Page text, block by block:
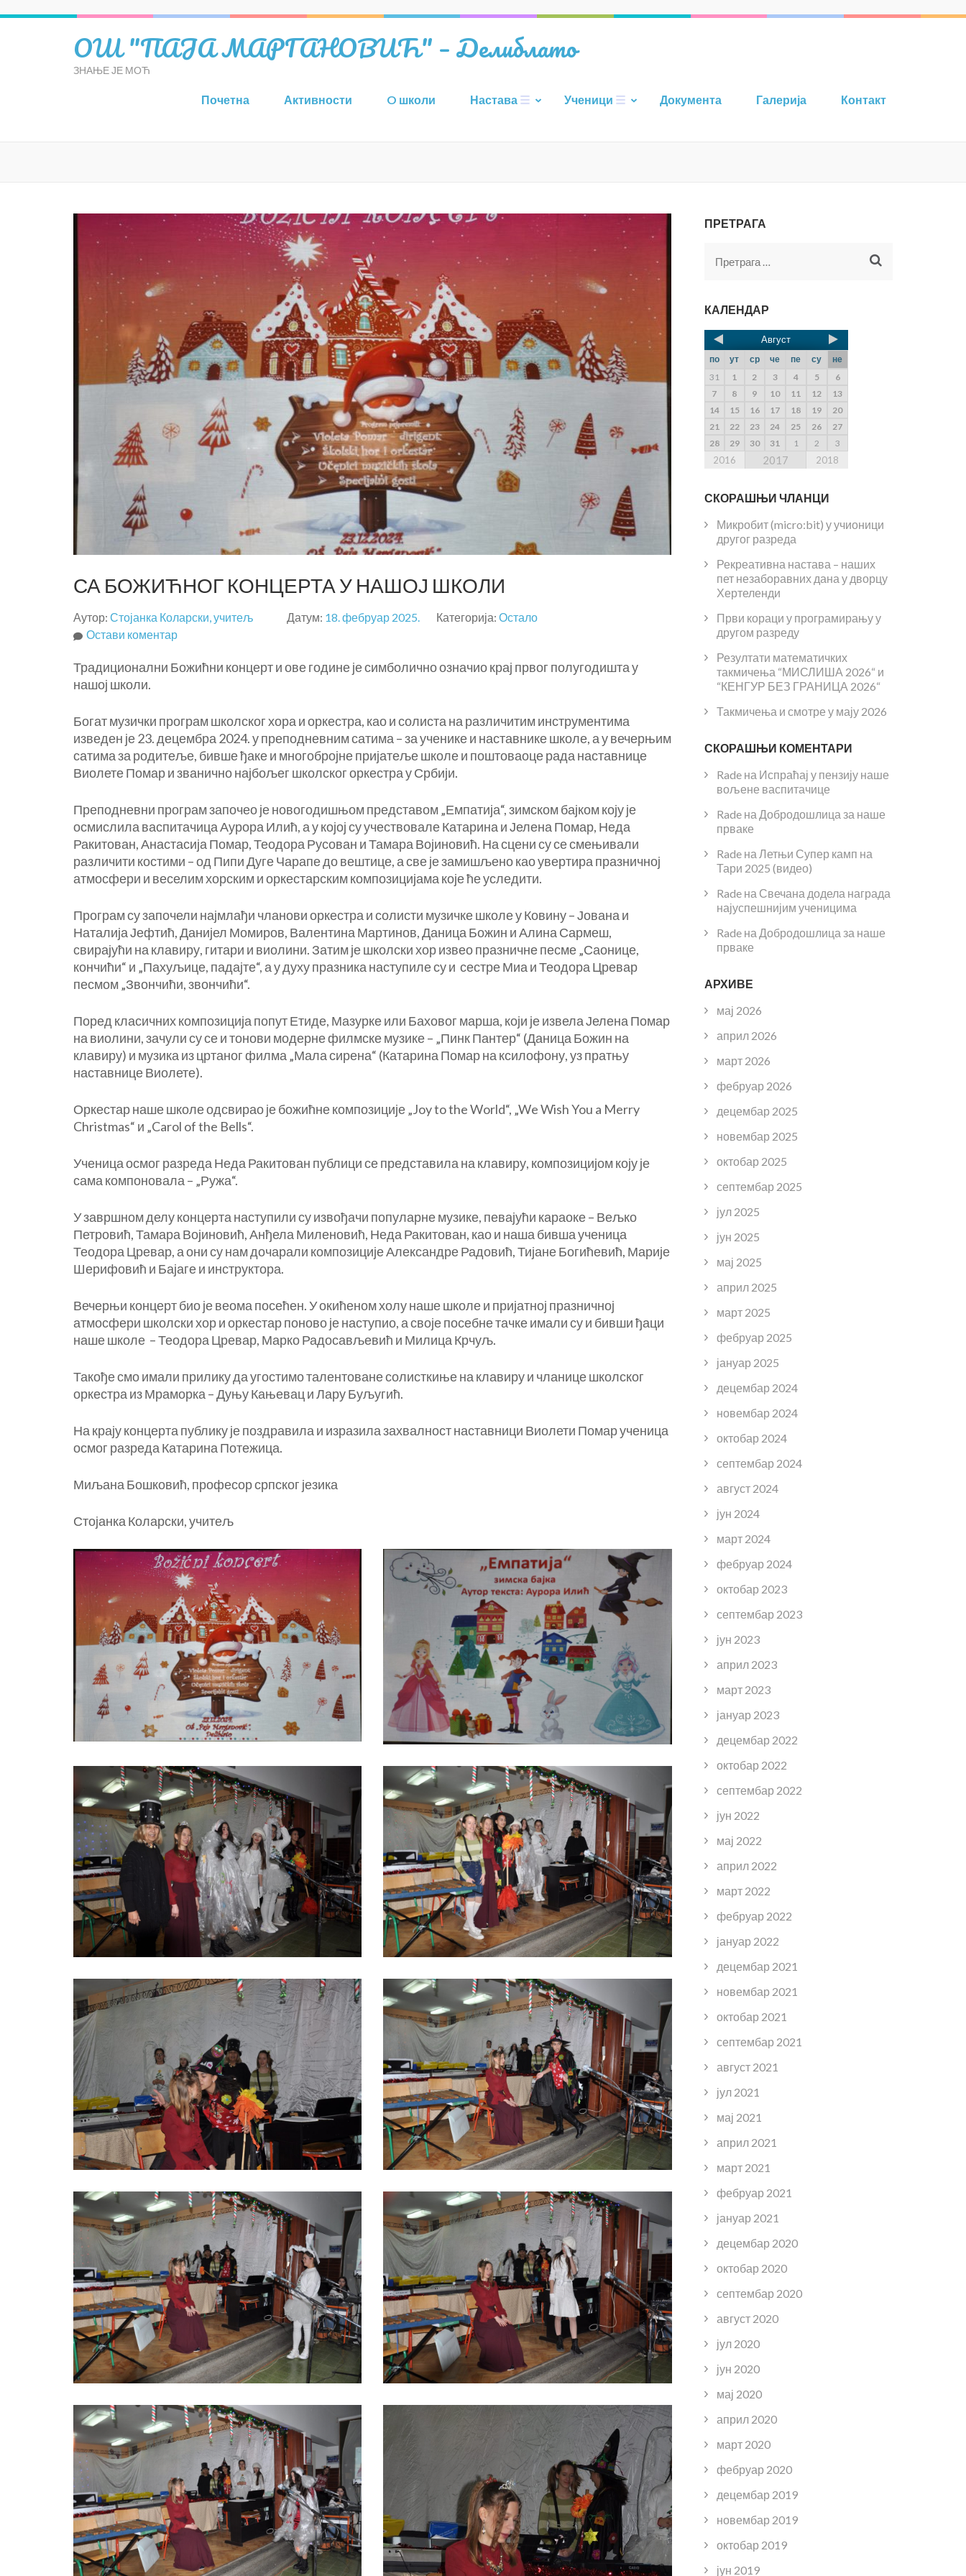
ОШ "ПАЈА МАРГАНОВИЋ" – Делиблато
ЗНАЊЕ ЈЕ МОЋ
Почетна Активности O школи Настава Ученици Документа Галерија Контакт
СА БОЖИЋНОГ КОНЦЕРТА У НАШОЈ ШКОЛИ
Аутор: Стојанка Коларски, учитељ Датум: 18. фебруар 2025. Категорија: Остало
Остави коментарна
БОЖИЋНОГ
НАШОЈ
ШКОЛИ
Традиционални Божићни концерт и ове године је симболично означио крај првог полугодишта у
нашој школи.
Богат музички програм школског хора и оркестра, као и солиста на различитим инструментима
изведен је 23. децембра 2024. у преподневним сатима – за ученике и наставнике школе, а у вечерњим
сатима за родитеље, бивше ђаке и многобројне пријатеље школе и поштоваоце рада наставнице
Виолете Помар и званично најбољег школског оркестра у Србији.
Преподневни програм започео је новогодишњом представом „Емпатија“, зимском бајком коју је
осмислила васпитачица Аурора Илић, а у којој су учествовале Катарина и Јелена Помар, Неда
Ракитован, Анастасија Помар, Теодора Русован и Тамара Војиновић. На сцени су се смењивали
различити костими – од Пипи Дуге Чарапе до вештице, а све је замишљено као увертира празничној
атмосфери и веселим хорским и оркестарским композицијама које ће уследити.
Програм су започели најмлађи чланови оркестра и солисти музичке школе у Ковину – Јована и
Наталија Јефтић, Данијел Момиров, Валентина Мартинов, Даница Божин и Алина Сармеш,
свирајући на клавиру, гитари и виолини. Затим је школски хор извео празничне песме „Саонице,
кончићи“ и „Пахуљице, падајте“, а у духу празника наступиле су и сестре Миа и Теодора Цревар
песмом „Звончићи, звончићи“.
Поред класичних композиција попут Етиде, Мазурке или Баховог марша, који је извела Јелена Помар
на виолини, зачули су се и тонови модерне филмске музике – „Пинк Пантер“ (Даница Божин на
клавиру) и музика из цртаног филма „Мала сирена“ (Катарина Помар на ксилофону, уз пратњу
наставнице Виолете).
Оркестар наше школе одсвирао је божићне композиције „Joy to the World“, „We Wish You a Merry
Christmas“ и „Carol of the Bells“.
Ученица осмог разреда Неда Ракитован публици се представила на клавиру, композицијом коју је
сама компоновала – „Ружа“.
У завршном делу концерта наступили су извођачи популарне музике, певајући караоке – Вељко
Петровић, Тамара Војиновић, Анђела Миленовић, Неда Ракитован, као и наша бивша ученица
Теодора Цревар, а они су нам дочарали композиције Александре Радовић, Тијане Богићевић, Марије
Шерифовић и Бајаге и инструктора.
Вечерњи концерт био је веома посећен. У окићеном холу наше школе и пријатној празничној
атмосфери школски хор и оркестар поново је наступио, а своје посебне тачке имали су и бивши ђаци
наше школе – Теодора Цревар, Марко Радосављевић и Милица Крчуљ.
Такође смо имали прилику да угостимо талентоване солисткиње на клавиру и чланице школског
оркестра из Мраморка – Дуњу Кањевац и Лару Буљугић.
На крају концерта публику је поздравила и изразила захвалност наставници Виолети Помар ученица
осмог разреда Катарина Потежица.
Миљана Бошковић, професор српског језика
Стојанка Коларски, учитељ
ПРЕТРАГА
КАЛЕНДАР
Август
по ут ср че пе су
не
31
1 2 3 4 5
6
7
8 9 10 11 12
13
14
15 16 17 18 19
20
21
22 23 24 25 26
27
28
29 30 31 1 2 3
2016 2017 2018
СКОРАШЊИ ЧЛАНЦИ
Микробит (micro:bit) у учионици
другог разреда
Рекреативна настава – наших
пет незаборавних дана у дворцу
Хертеленди
Први кораци у програмирању у
другом разреду
Резултати математичких
такмичења “МИСЛИША 2026“ и
“КЕНГУР БЕЗ ГРАНИЦА 2026“
Такмичења и смотре у мају 2026
СКОРАШЊИ КОМЕНТАРИ
Radeна Испраћај у пензију наше
вољене васпитачице
Radeна Добродошлица за наше
прваке
Radeна Летњи Супер камп на
Тари 2025 (видео)
Radeна Свечана додела награда
најуспешнијим ученицима
Radeна Добродошлица за наше
прваке
АРХИВЕ
мај 2026
април 2026
март 2026
фебруар 2026
децембар 2025
новембар 2025
октобар 2025
септембар 2025
јул 2025
јун 2025
мај 2025
април 2025
март 2025
фебруар 2025
јануар 2025
децембар 2024
новембар 2024
октобар 2024
септембар 2024
август 2024
јун 2024
март 2024
фебруар 2024
октобар 2023
септембар 2023
јун 2023
април 2023
март 2023
јануар 2023
децембар 2022
октобар 2022
септембар 2022
јун 2022
мај 2022
април 2022
март 2022
фебруар 2022
јануар 2022
децембар 2021
новембар 2021
октобар 2021
септембар 2021
август 2021
јул 2021
мај 2021
април 2021
март 2021
фебруар 2021
јануар 2021
децембар 2020
октобар 2020
септембар 2020
август 2020
јул 2020
јун 2020
мај 2020
април 2020
март 2020
фебруар 2020
децембар 2019
новембар 2019
октобар 2019
јун 2019